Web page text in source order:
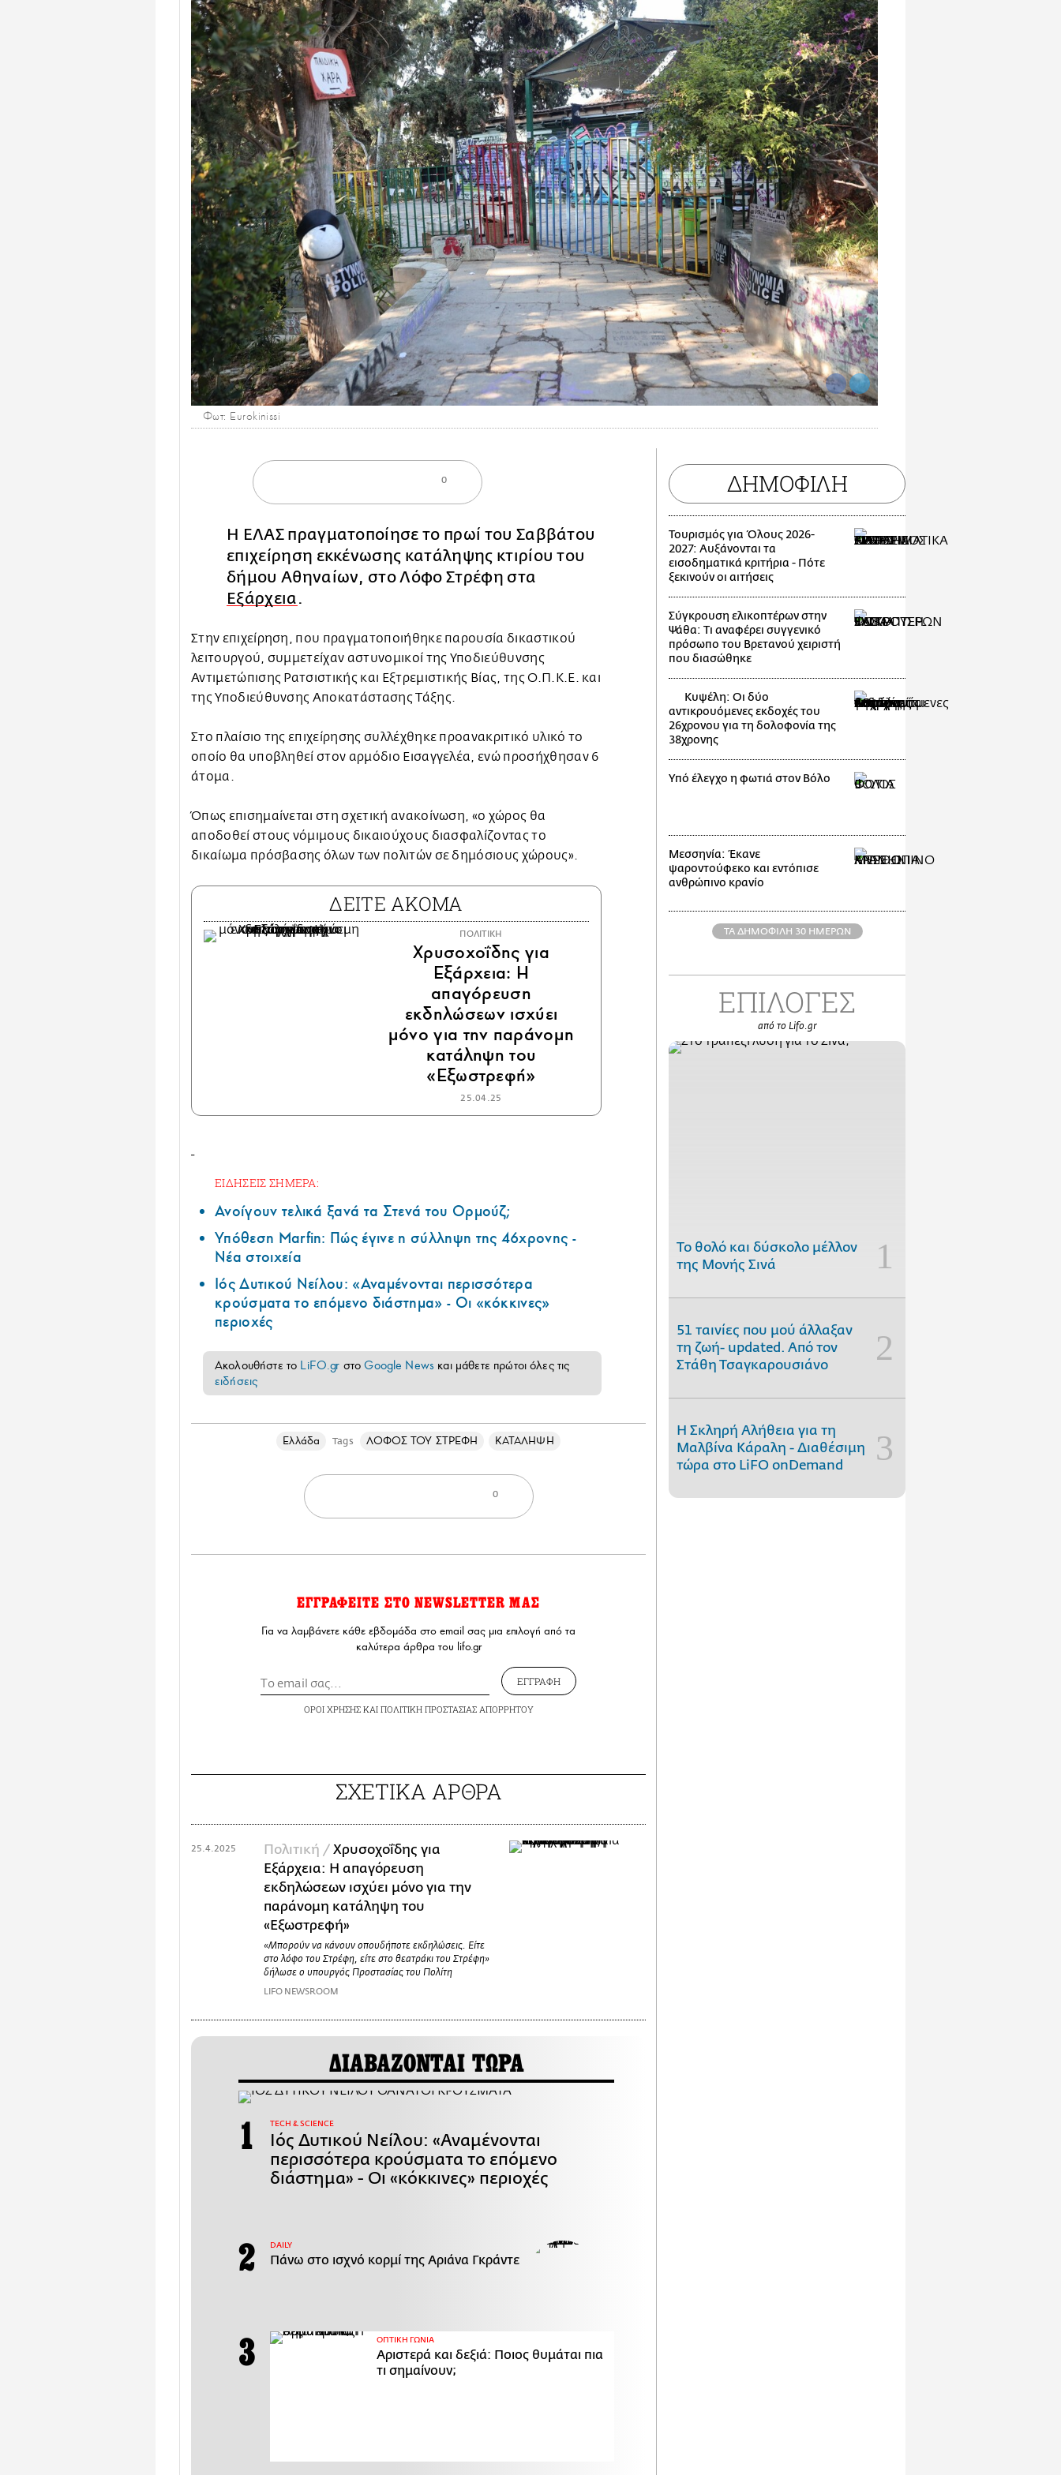
Φωτ: Eurokinissi
0
Η ΕΛΑΣ πραγματοποίησε το πρωί του Σαββάτου
επιχείρηση εκκένωσης κατάληψης κτιρίου του
δήμου Αθηναίων, στο Λόφο Στρέφη στα
Εξάρχεια.
Στην επιχείρηση, που πραγματοποιήθηκε παρουσία δικαστικού
λειτουργού, συμμετείχαν αστυνομικοί της Υποδιεύθυνσης
Αντιμετώπισης Ρατσιστικής και Εξτρεμιστικής Βίας, της Ο.Π.Κ.Ε. και
της Υποδιεύθυνσης Αποκατάστασης Τάξης.
Στο πλαίσιο της επιχείρησης συλλέχθηκε προανακριτικό υλικό το
οποίο θα υποβληθεί στον αρμόδιο Εισαγγελέα, ενώ προσήχθησαν 6
άτομα.
Όπως επισημαίνεται στη σχετική ανακοίνωση, «ο χώρος θα
αποδοθεί στους νόμιμους δικαιούχους διασφαλίζοντας το
δικαίωμα πρόσβασης όλων των πολιτών σε δημόσιους χώρους».
ΔΕΙΤΕ ΑΚΟΜΑ
ΠΟΛΙΤΙΚΗ
Χρυσοχοΐδης για
Εξάρχεια: Η
απαγόρευση
εκδηλώσεων ισχύει
μόνο για την παράνομη
κατάληψη του
«Εξωστρεφή»
25.04.25
ΕΙΔΗΣΕΙΣ ΣΗΜΕΡΑ:
Ανοίγουν τελικά ξανά τα Στενά του Ορμούζ;
Υπόθεση Marfin: Πώς έγινε η σύλληψη της 46χρονης -
Νέα στοιχεία
Ιός Δυτικού Νείλου: «Αναμένονται περισσότερα
κρούσματα το επόμενο διάστημα» - Οι «κόκκινες»
περιοχές
Ακολουθήστε το LiFO.gr στοGoogle News και μάθετε πρώτοι όλες τις
ειδήσεις
Ελλάδα Tags ΛΟΦΟΣ ΤΟΥ ΣΤΡΕΦΗ ΚΑΤΑΛΗΨΗ
0
ΕΓΓΡΑΦΕΙΤΕ ΣΤΟ NEWSLETTER ΜΑΣ
Για να λαμβάνετε κάθε εβδομάδα στο email σας μια επιλογή από τα
καλύτερα άρθρα του lifo.gr
ΕΓΓΡΑΦΗ
ΟΡΟΙ ΧΡΗΣΗΣΚΑΙ ΠΟΛΙΤΙΚΗ ΠΡΟΣΤΑΣΙΑΣ ΑΠΟΡΡΗΤΟΥ
ΣΧΕΤΙΚΑ ΑΡΘΡΑ
Πολιτική / Χρυσοχοΐδης για
Εξάρχεια: Η απαγόρευση
εκδηλώσεων ισχύει μόνο για την
παράνομη κατάληψη του
«Εξωστρεφή»
«Μπορούν να κάνουν οπουδήποτε εκδηλώσεις. Είτε
στο λόφο του Στρέφη, είτε στο θεατράκι του Στρέφη»
δήλωσε ο υπουργός Προστασίας του Πολίτη
LIFO NEWSROOM
25.4.2025
ΔΙΑΒΑΖΟΝΤΑΙ ΤΩΡΑ
ΤECH & SCIENCE
Ιός Δυτικού Νείλου: «Αναμένονται
περισσότερα κρούσματα το επόμενο
διάστημα» - Οι «κόκκινες» περιοχές
DAILY
Πάνω στο ισχνό κορμί της Αριάνα Γκράντε
ΟΠΤΙΚΗ ΓΩΝΙΑ
Αριστερά και δεξιά: Ποιος θυμάται πια
τι σημαίνουν;
ΔΗΜΟΦΙΛΗ
Τουρισμός για Όλους 2026-
2027: Αυξάνονται τα
εισοδηματικά κριτήρια - Πότε
ξεκινούν οι αιτήσεις
Σύγκρουση ελικοπτέρων στην
Ψάθα: Τι αναφέρει συγγενικό
πρόσωπο του Βρετανού χειριστή
που διασώθηκε
Κυψέλη: Οι δύο
αντικρουόμενες εκδοχές του
26χρονου για τη δολοφονία της
38χρονης
Υπό έλεγχο η φωτιά στον Βόλο
Μεσσηνία: Έκανε
ψαροντούφεκο και εντόπισε
ανθρώπινο κρανίο
ΤΑ ΔΗΜΟΦΙΛΗ 30 ΗΜΕΡΩΝ
ΕΠΙΛΟΓΕΣ
από το Lifo.gr
Το θολό και δύσκολο μέλλον
της Μονής Σινά
51 ταινίες που μού άλλαξαν
τη ζωή- updated. Aπό τον
Στάθη Τσαγκαρουσιάνο
Η Σκληρή Αλήθεια για τη
Μαλβίνα Κάραλη - Διαθέσιμη
τώρα στo LiFO onDemand